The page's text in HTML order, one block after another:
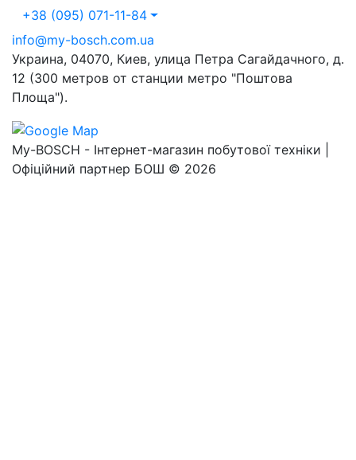
+38 (095) 071-11-84
info@my-bosch.com.ua
Украина, 04070, Киев, улица Петра Сагайдачного, д.
12 (300 метров от станции метро "Поштова
Площа").
My-BOSCH - Інтернет-магазин побутової техніки |
Офіційний партнер БОШ © 2026